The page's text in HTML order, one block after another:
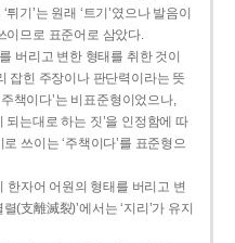
기’는 원래 ‘트기’였으나 발음이
이므로 표준어로 삼았다.
버리고 변한 형태를 취한 것이
잡힌 주장이나 판단력이라는 뜻
책이다’는 비표준형이었으나,
되는대로 하는 짓’을 인정함에 따
쓰이는 ‘주책이다’를 표준형으
자어 어원의 형태를 버리고 변
(支離滅裂)’에서는 ‘지리’가 유지